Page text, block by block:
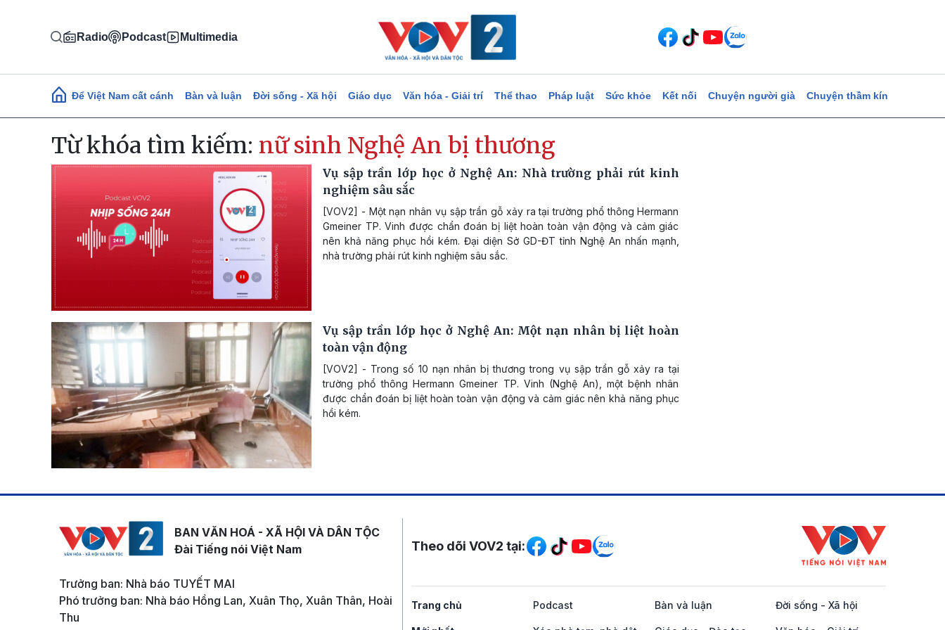
Radio Podcast Multimedia
Main navigation
Để Việt Nam cất cánh Bàn và luận Đời sống - Xã hội Giáo dục Văn hóa - Giải trí Thể thao Pháp luật Sức khỏe Kết nối Chuyện người già Chuyện thầm kín
Từ khóa tìm kiếm: nữ sinh Nghệ An bị thương
Vụ sập trần lớp học ở Nghệ An: Nhà trường phải rút kinh
nghiệm sâu sắc
[VOV2] - Một nạn nhân vụ sập trần gỗ xảy ra tại trường phổ thông Hermann
Gmeiner TP. Vinh được chẩn đoán bị liệt hoàn toàn vận động và cảm giác
nên khả năng phục hồi kém. Đại diện Sở GD-ĐT tỉnh Nghệ An nhấn mạnh,
nhà trường phải rút kinh nghiệm sâu sắc.
Vụ sập trần lớp học ở Nghệ An: Một nạn nhân bị liệt hoàn
toàn vận động
[VOV2] - Trong số 10 nạn nhân bị thương trong vụ sập trần gỗ xảy ra tại
trường phổ thông Hermann Gmeiner TP. Vinh (Nghệ An), một bệnh nhân
được chẩn đoán bị liệt hoàn toàn vận động và cảm giác nên khả năng phục
hồi kém.
BAN VĂN HOÁ - XÃ HỘI VÀ DÂN TỘC
Đài Tiếng nói Việt Nam
Trưởng ban: Nhà báo TUYẾT MAI
Phó trưởng ban: Nhà báo Hồng Lan, Xuân Thọ, Xuân Thân, Hoài
Thu
Mạng xã hội
Theo dõi VOV2 tại:
Trang chủ Podcast Bàn và luận Đời sống - Xã hội